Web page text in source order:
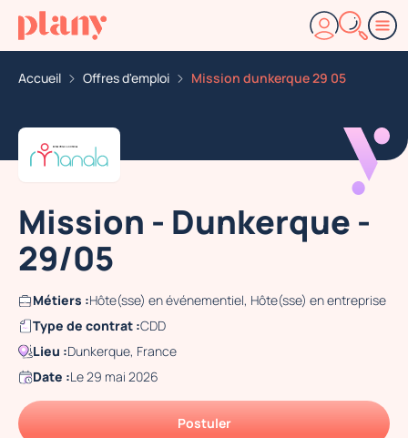
Accueil Offres d'emploi Mission dunkerque 29 05
Mission - Dunkerque -
29/05
Métiers :Hôte(sse) en événementiel, Hôte(sse) en entreprise
Type de contrat :CDD
Lieu :Dunkerque, France
Date :Le 29 mai 2026
Postuler